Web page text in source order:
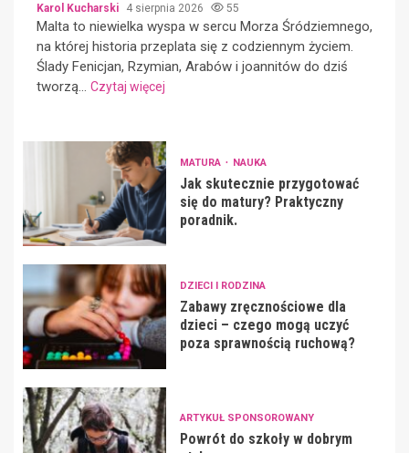
Karol Kucharski 4 sierpnia 2026 55
Malta to niewielka wyspa w sercu Morza Śródziemnego,
na której historia przeplata się z codziennym życiem.
Ślady Fenicjan, Rzymian, Arabów i joannitów do dziś
tworzą... Czytaj więcej
MATURA NAUKA
Jak skutecznie przygotować
się do matury? Praktyczny
poradnik.
DZIECI I RODZINA
Zabawy zręcznościowe dla
dzieci – czego mogą uczyć
poza sprawnością ruchową?
ARTYKUŁ SPONSOROWANY
Powrót do szkoły w dobrym